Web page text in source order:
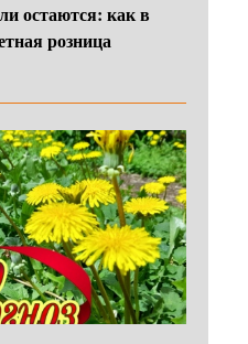
остаются: как в
розница